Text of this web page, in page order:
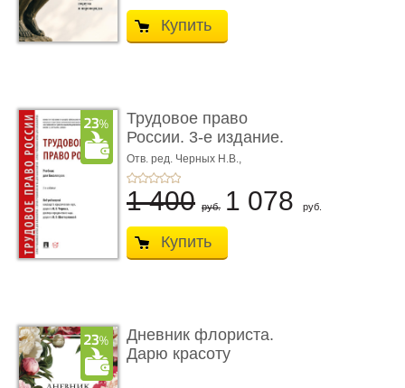
Купить
Трудовое право
России. 3-е издание.
Учебник для ...
Отв. ред. Черных Н.В.,
Шестерякова И.В.
1 400 руб. 1 078 руб.
Купить
Дневник флориста.
Дарю красоту